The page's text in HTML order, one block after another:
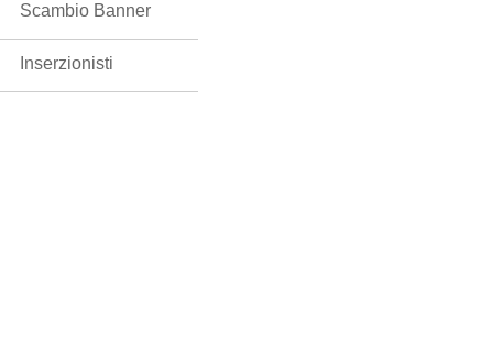
Scambio Banner
Inserzionisti